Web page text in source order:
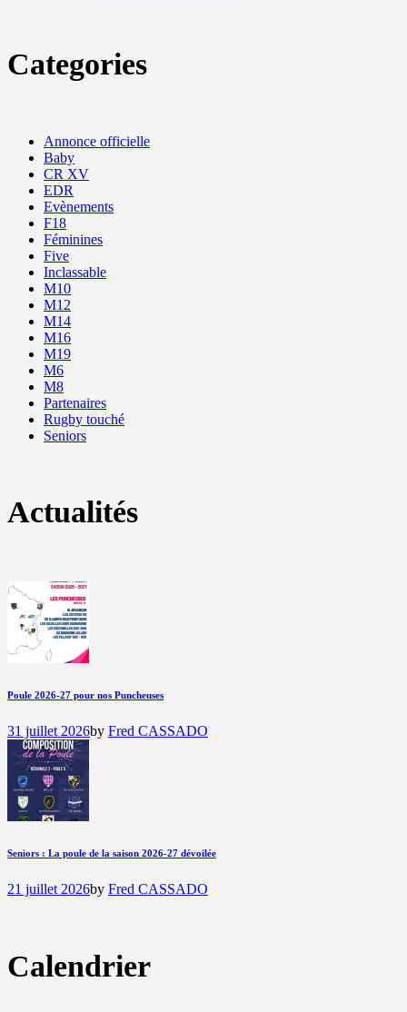
Categories
Annonce officielle
Baby
CR XV
EDR
Evènements
F18
Féminines
Five
Inclassable
M10
M12
M14
M16
M19
M6
M8
Partenaires
Rugby touché
Seniors
Actualités
Poule 2026-27 pour nos Puncheuses
31 juillet 2026by Fred CASSADO
Seniors : La poule de la saison 2026-27 dévoilée
21 juillet 2026by Fred CASSADO
Calendrier